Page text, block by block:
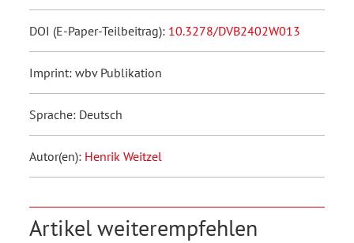
DOI (E-Paper-Teilbeitrag): 10.3278/DVB2402W013
Imprint: wbv Publikation
Sprache: Deutsch
Autor(en): Henrik Weitzel
Artikel weiterempfehlen